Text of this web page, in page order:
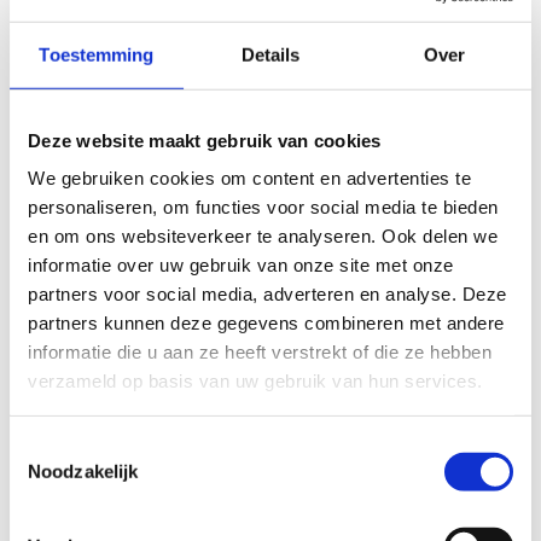
Toestemming Details Over
Deze website maakt gebruik van cookies
We gebruiken cookies om content en advertenties te
personaliseren, om functies voor social media te bieden
en om ons websiteverkeer te analyseren. Ook delen we
informatie over uw gebruik van onze site met onze
partners voor social media, adverteren en analyse. Deze
partners kunnen deze gegevens combineren met andere
informatie die u aan ze heeft verstrekt of die ze hebben
verzameld op basis van uw gebruik van hun services.
Noodzakelijk
Onze jaarabonnementen
Wil je regelmatig komen rijden, dan kan je een
abonnement nemen op onze pistes. Het
abonnement loopt van januari tot december. We
proberen er altijd voor te zorgen dat er minstens
1 piste vrij is voor onze abonnees. Reserveren doe
je via mail.
Voor een jaarabonnement betaal je
€120,-/persoon.
Bekijk de tarieven